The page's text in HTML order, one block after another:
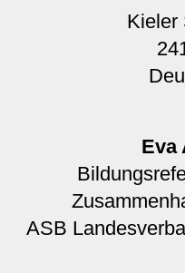
Kieler
Eva
ASB